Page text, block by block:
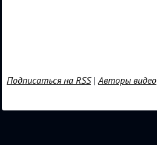
Подписаться на RSS|Авторы видео